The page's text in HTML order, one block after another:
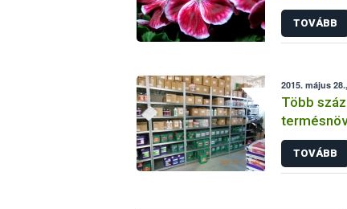
TOVÁBB
2015. május
Több
TOVÁBB